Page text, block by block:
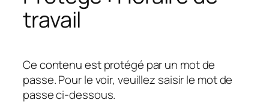
travail
Ce contenu est protégé par un mot de
passe. Pour le voir, veuillez saisir le mot de
passe ci-dessous.